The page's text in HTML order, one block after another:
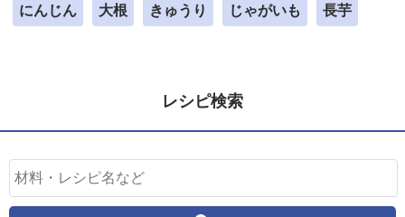
にんじん 大根 きゅうり じゃがいも 長芋
レシピ検索